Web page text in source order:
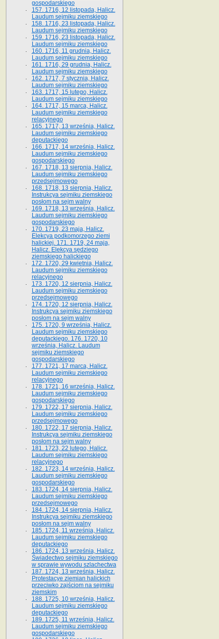
gospodarskiego
157. 1716, 12 listopada, Halicz.
Laudum sejmiku ziemskiego
158. 1716, 23 listopada, Halicz.
Laudum sejmiku ziemskiego
159. 1716, 23 listopada, Halicz.
Laudum sejmiku ziemskiego
160. 1716, 11 grudnia, Halicz.
Laudum sejmiku ziemskiego
161. 1716, 29 grudnia, Halicz.
Laudum sejmiku ziemskiego
162. 1717, 7 stycznia, Halicz.
Laudum sejmiku ziemskiego
163. 1717, 15 lutego, Halicz.
Laudum sejmiku ziemskiego
164. 1717, 15 marca, Halicz.
Laudum sejmiku ziemskiego
relacyjnego
165. 1717, 13 września, Halicz.
Laudum sejmiku ziemskiego
deputackiego
166. 1717, 14 września, Halicz.
Laudum sejmiku ziemskiego
gospodarskiego
167. 1718, 13 sierpnia, Halicz.
Laudum sejmiku ziemskiego
przedsejmowego
168. 1718, 13 sierpnia, Halicz.
Instrukcya sejmiku ziemskiego
posłom na sejm walny
169. 1718, 13 września, Halicz.
Laudum sejmiku ziemskiego
gospodarskiego
170. 1719, 23 maja, Halicz.
Elekcya podkomorzego ziemi
halickiej. 171. 1719, 24 maja,
Halicz. Elekcya sędziego
ziemskiego halickiego
172. 1720, 29 kwietnia, Halicz.
Laudum sejmiku ziemskiego
relacyjnego
173. 1720, 12 sierpnia, Halicz.
Laudum sejmiku ziemskiego
przedsejmowego
174. 1720, 12 sierpnia, Halicz.
Instrukcya sejmiku ziemskiego
posłom na sejm walny
175. 1720, 9 września, Halicz.
Laudum sejmiku ziemskiego
deputackiego. 176. 1720, 10
września, Halicz. Laudum
sejmiku ziemskiego
gospodarskiego
177. 1721, 17 marca, Halicz.
Laudum sejmiku ziemskiego
relacyjnego
178. 1721, 16 września, Halicz.
Laudum sejmiku ziemskiego
gospodarskiego
179. 1722, 17 sierpnia, Halicz.
Laudum sejmiku ziemskiego
przedsejmowego
180. 1722, 17 sierpnia, Halicz.
Instrukcya sejmiku ziemskiego
posłom na sejm walny
181. 1723, 22 lutego, Halicz.
Laudum sejmiku ziemskiego
relacyjnego
182. 1723, 14 września, Halicz.
Laudum sejmiku ziemskiego
gospodarskiego
183. 1724, 14 sierpnia, Halicz.
Laudum sejmiku ziemskiego
przedsejmowego
184. 1724, 14 sierpnia, Halicz.
Instrukcya sejmiku ziemskiego
posłom na sejm walny
185. 1724, 11 września, Halicz.
Laudum sejmiku ziemskiego
deputackiego
186. 1724, 13 września, Halicz.
Świadectwo sejmiku ziemskiego
w sprawie wywodu szlachectwa
187. 1724, 13 września, Halicz.
Protestacye ziemian halickich
przeciwko zajściom na sejmiku
ziemskim
188. 1725, 10 września, Halicz.
Laudum sejmiku ziemskiego
deputackiego
189. 1725, 11 września, Halicz.
Laudum sejmiku ziemskiego
gospodarskiego